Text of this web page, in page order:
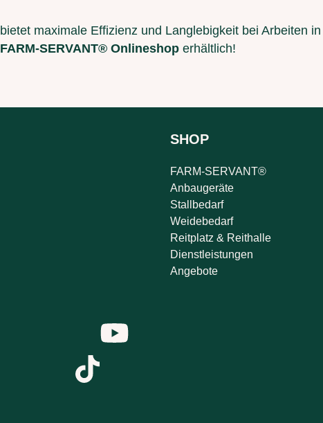
bietet maximale Effizienz und Langlebigkeit bei Arbeiten
FARM-SERVANT® Onlineshop erhältlich!
SHOP
FARM-SERVANT®
Anbaugeräte
Stallbedarf
Weidebedarf
Reitplatz & Reithalle
Dienstleistungen
Angebote